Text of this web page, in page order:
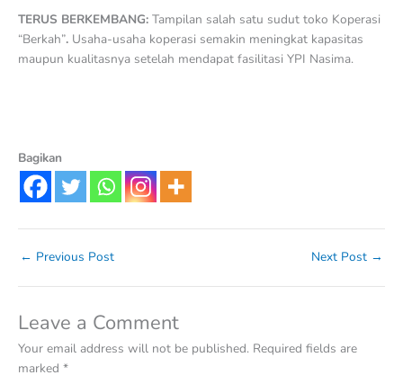
TERUS BERKEMBANG: Tampilan salah satu sudut toko Koperasi
“Berkah”. Usaha-usaha koperasi semakin meningkat kapasitas
maupun kualitasnya setelah mendapat fasilitasi YPI Nasima.
Bagikan
← Previous Post Next Post →
Leave a Comment
Your email address will not be published. Required fields are
marked *